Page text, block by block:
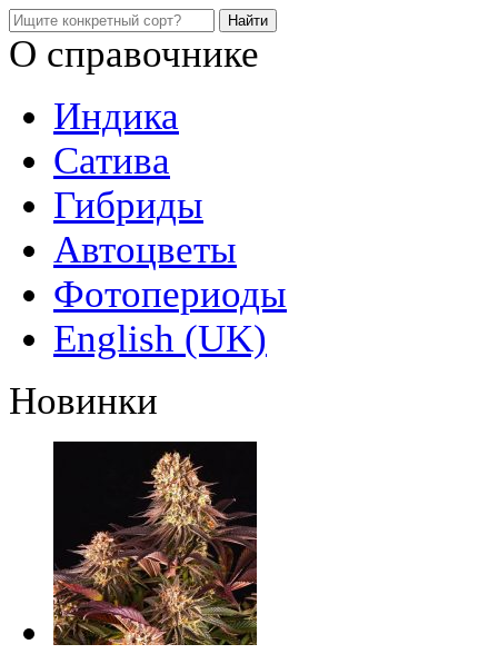
О справочнике
Индика
Сатива
Гибриды
Автоцветы
Фотопериоды
English (UK)
Новинки